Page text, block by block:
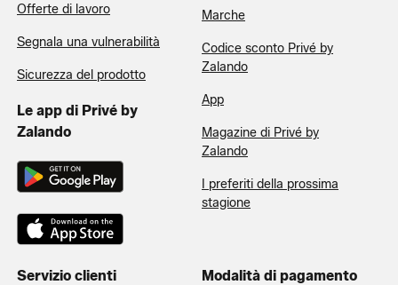
Offerte di lavoro
Segnala una vulnerabilità
Sicurezza del prodotto
Le app di Privé by
Zalando
Marche
Codice sconto Privé by
Zalando
App
Magazine di Privé by
Zalando
I preferiti della prossima
stagione
Servizio clienti Modalità di pagamento